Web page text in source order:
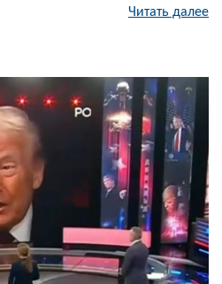
Читать далее